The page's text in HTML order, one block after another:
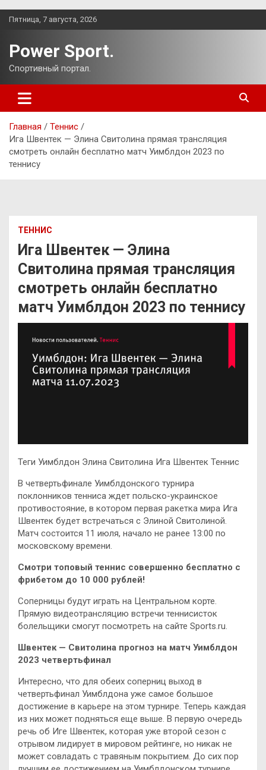
Перейти
Пятница, 7 августа, 2026
Power Sport.
Спортивный портал.
Главная
Теннис
Ига Швентек — Элина Свитолина прямая трансляция
смотреть онлайн бесплатно матч Уимблдон 2023 по
теннису
ТЕННИС
Ига Швентек — Элина
Свитолина прямая трансляция
смотреть онлайн бесплатно
матч Уимблдон 2023 по теннису
Теги Уимблдон Элина Свитолина Ига Швентек Теннис
В четвертьфинале Уимблдонского турнира
поклонников тенниса ждет польско-украинское
противостояние, в котором первая ракетка мира Ига
Швентек будет встречаться с Элиной Свитолиной.
Матч состоится 11 июля, начало не ранее 13:00 по
московскому времени.
Смотри топовый теннис совершенно бесплатно с
фрибетом до 10 000 рублей!
Соперницы будут играть на Центральном корте.
Прямую видеотрансляцию встречи теннисисток
болельщики смогут посмотреть на сайте Sports.ru.
Швентек — Свитолина прогноз на матч Уимблдон
2023 четвертьфинал
Интересно, что для обеих соперниц выход в
четвертьфинал Уимблдона уже самое большое
достижение в карьере на этом турнире. Теперь каждая
из них может подняться еще выше. В первую очередь
речь об Иге Швентек, которая уже второй сезон с
отрывом лидирует в мировом рейтинге, но никак не
может совладать с травяным покрытием. До сих пор